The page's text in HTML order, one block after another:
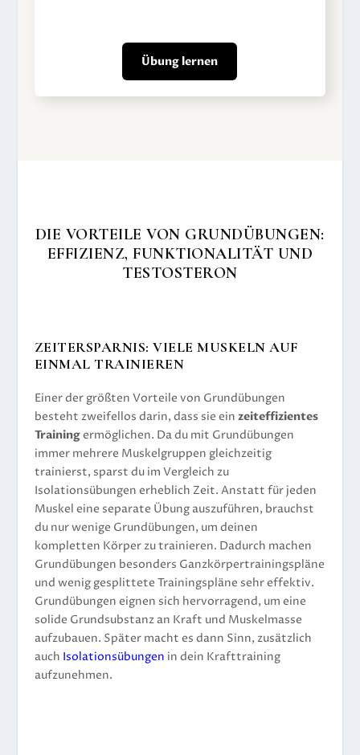
Übung lernen
DIE VORTEILE VON GRUNDÜBUNGEN:
EFFIZIENZ, FUNKTIONALITÄT UND
TESTOSTERON
ZEITERSPARNIS: VIELE MUSKELN AUF
EINMAL TRAINIEREN
Einer der größten Vorteile von Grundübungen
besteht zweifellos darin, dass sie ein zeiteffizientes
Trainingermöglichen. Da du mit Grundübungen
immer mehrere Muskelgruppen gleichzeitig
trainierst, sparst du im Vergleich zu
Isolationsübungen erheblich Zeit. Anstatt für jeden
Muskel eine separate Übung auszuführen, brauchst
du nur wenige Grundübungen, um deinen
kompletten Körper zu trainieren. Dadurch machen
Grundübungen besonders Ganzkörpertrainingspläne
und wenig gesplittete Trainingspläne sehr effektiv.
Grundübungen eignen sich hervorragend, um eine
solide Grundsubstanz an Kraft und Muskelmasse
aufzubauen. Später macht es dann Sinn, zusätzlich
auch Isolationsübungen in dein Krafttraining
aufzunehmen.